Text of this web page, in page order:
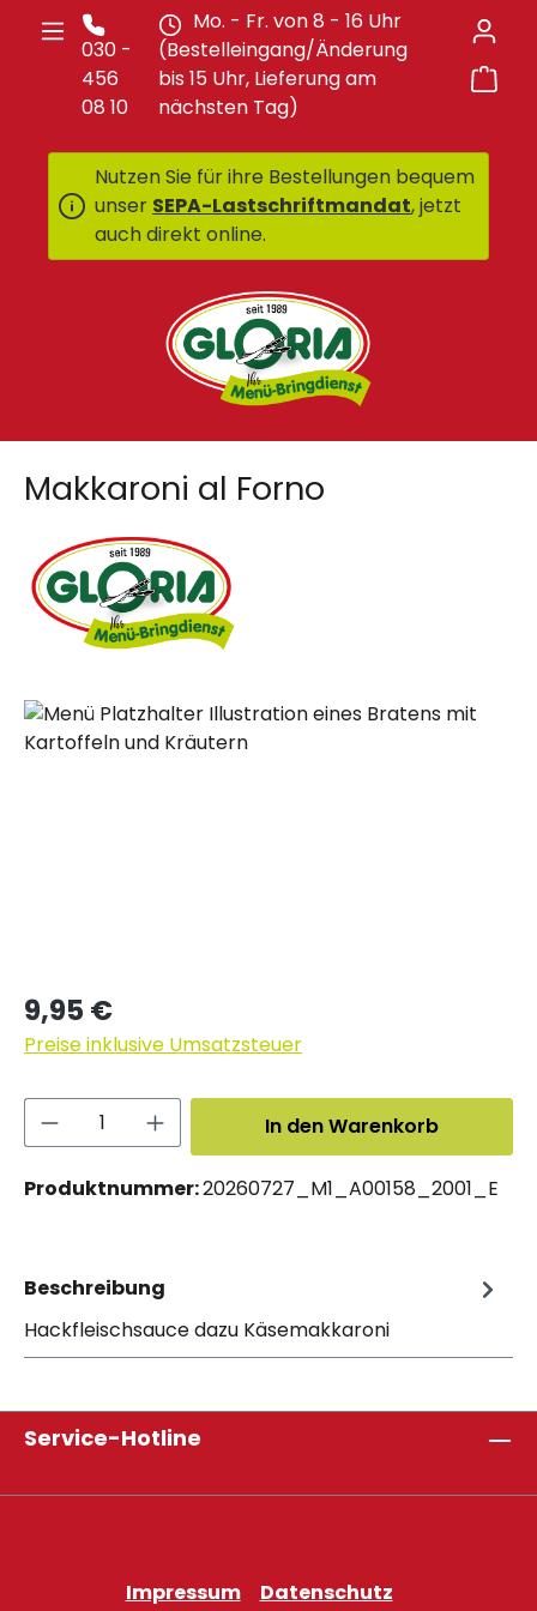
Zum Hauptinhalt springen
030 -
456
08 10
Mo. - Fr. von 8 - 16 Uhr
(Bestelleingang/Änderung
bis 15 Uhr, Lieferung am
nächsten Tag)
Nutzen Sie für ihre Bestellungen bequem
unser SEPA-Lastschriftmandat, jetzt
auch direkt online.
Makkaroni al Forno
Bildergalerie überspringen
Regulärer Preis:
9,95 €
Preise inklusive Umsatzsteuer
Produkt Anzahl: Gib den
In den Warenkorb
Produktnummer:20260727_M1_A00158_2001_E
Beschreibung
Hackfleischsauce dazu Käsemakkaroni
Service-Hotline
Impressum Datenschutz